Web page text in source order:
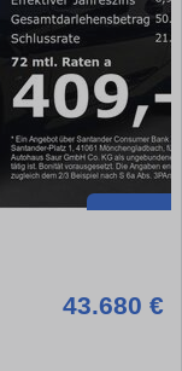
43.680 €